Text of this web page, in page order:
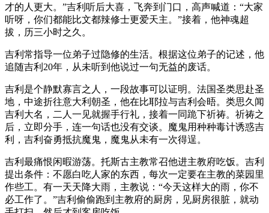
才的人更大。”吉利听后大喜，飞奔到门口，高声喊道：“大家
听呀，你们都能比文都辣修士更爱天主。”接着，他神魂超
拔，历三小时之久。
吉利常指导一位弟子过隐修的生活。根据这位弟子的记述，他
追随吉利20年，从未听到他说过一句无益的废话。
吉利是个静默寡言之人，一段故事可以证明。法国圣类思赴圣
地，中途折往意大利朝圣，他在比耶拉与吉利会晤。类思久闻
吉利大名，二人一见就握手行礼，接着一同跪下祈祷。祈祷之
后，立即分手，连一句话也没有交谈。魔鬼用种种毒计诱惑吉
利，吉利奋勇抵抗魔鬼，魔鬼从未有一次得逞。
吉利最痛恨闲暇游荡。托斯古主教常召他进主教府吃饭。吉利
提出条件：不愿白吃人家的东西，每次一定要在主教的菜园里
作些工。有一天天降大雨，主教说：“今天这样大的雨，你不
必工作了。”吉利偷偷跑到主教府的厨房，见厨房很脏，就动